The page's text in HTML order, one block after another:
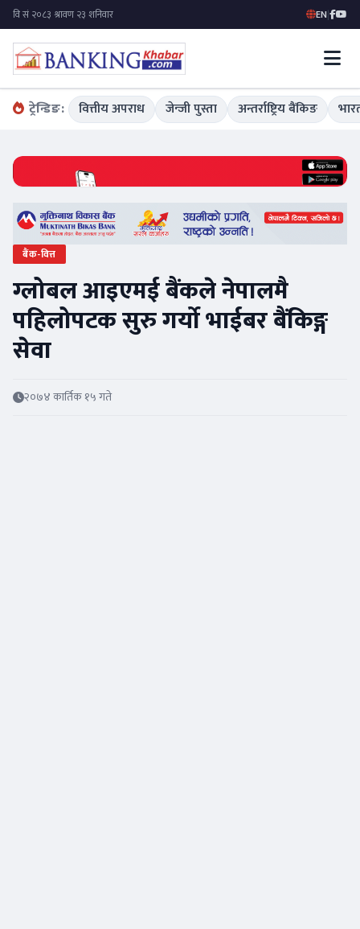
EN|
ट्रेन्डिङ: वित्तीय अपराध जेन्जी पुस्ता अन्तर्राष्ट्रिय बैंकिङ
बैंक-वित्त
ग्लोबल आइएमई बैंकले नेपालमै
पहिलोपटक सुरु गर्यो भाईबर बैंकिङ्ग
सेवा
२०७४ कार्तिक १५ गते